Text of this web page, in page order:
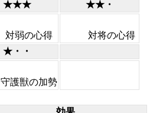
★★★ ★★・
対弱の心得
対将の心得
★・・
守護獣の加勢